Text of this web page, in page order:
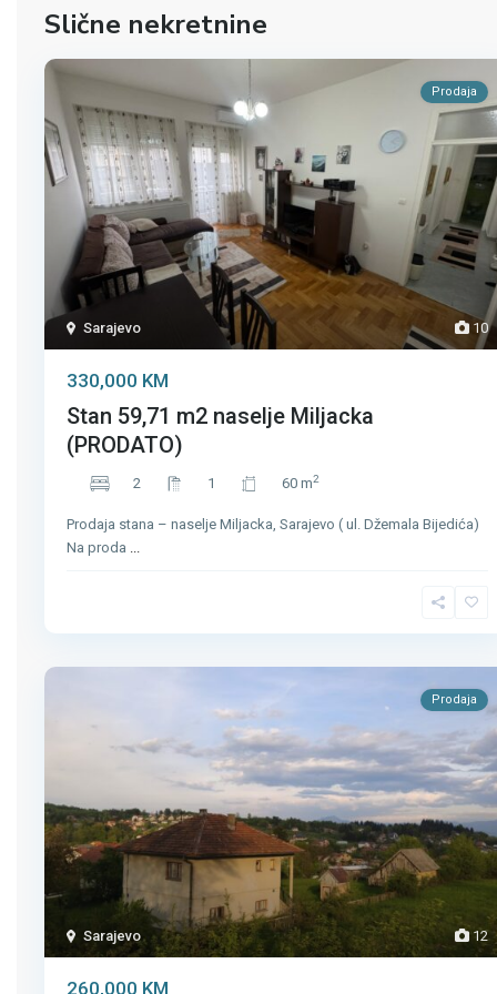
Slične nekretnine
10
Sarajevo
Prodaja
330,000 KM
Stan 59,71 m2 naselje Miljacka
(PRODATO)
2 1 60 m2
Prodaja stana – naselje Miljacka, Sarajevo ( ul. Džemala Bijedića)
Na proda ...
12
Sarajevo
Prodaja
260,000 KM